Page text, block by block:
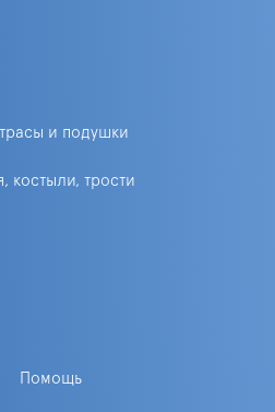
и подушки
костыли, трости
Помощь